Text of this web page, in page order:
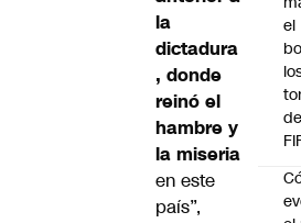
la
dictadura
, donde
reinó el
hambre y
la miseria
en este
país”,
el